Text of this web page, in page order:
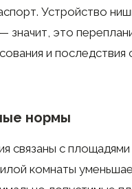
Устройство
это
и
нормы
связаны с
комнаты